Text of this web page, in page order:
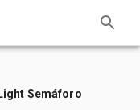
Semáforo